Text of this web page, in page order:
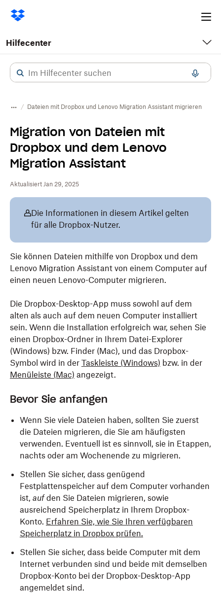
Hilfecenter
Dateien mit Dropbox und Lenovo Migration Assistant migrieren
Migration von Dateien mit
Dropbox und dem Lenovo
Migration Assistant
Aktualisiert Jan 29, 2025
Die Informationen in diesem Artikel gelten
für alle Dropbox-Nutzer.
Sie können Dateien mithilfe von Dropbox und dem
Lenovo Migration Assistant von einem Computer auf
einen neuen Lenovo-Computer migrieren.
Die Dropbox-Desktop-App muss sowohl auf dem
alten als auch auf dem neuen Computer installiert
sein. Wenn die Installation erfolgreich war, sehen Sie
einen Dropbox-Ordner in Ihrem Datei-Explorer
(Windows) bzw. Finder (Mac), und das Dropbox-
Symbol wird in der Taskleiste (Windows) bzw. in der
Menüleiste (Mac) angezeigt.
Bevor Sie anfangen
Wenn Sie viele Dateien haben, sollten Sie zuerst
die Dateien migrieren, die Sie am häufigsten
verwenden. Eventuell ist es sinnvoll, sie in Etappen,
nachts oder am Wochenende zu migrieren.
Stellen Sie sicher, dass genügend
Festplattenspeicher auf dem Computer vorhanden
ist, aufden Sie Dateien migrieren, sowie
ausreichend Speicherplatz in Ihrem Dropbox-
Konto. Erfahren Sie, wie Sie Ihren verfügbaren
Speicherplatz in Dropbox prüfen.
Stellen Sie sicher, dass beide Computer mit dem
Internet verbunden sind und beide mit demselben
Dropbox-Konto bei der Dropbox-Desktop-App
angemeldet sind.